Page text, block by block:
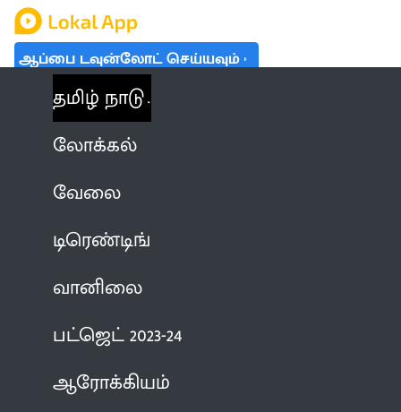
ஆப்பை டவுன்லோட் செய்யவும்
தமிழ் நாடு
லோக்கல்
வேலை
டிரெண்டிங்
வானிலை
பட்ஜெட் 2023-24
ஆரோக்கியம்